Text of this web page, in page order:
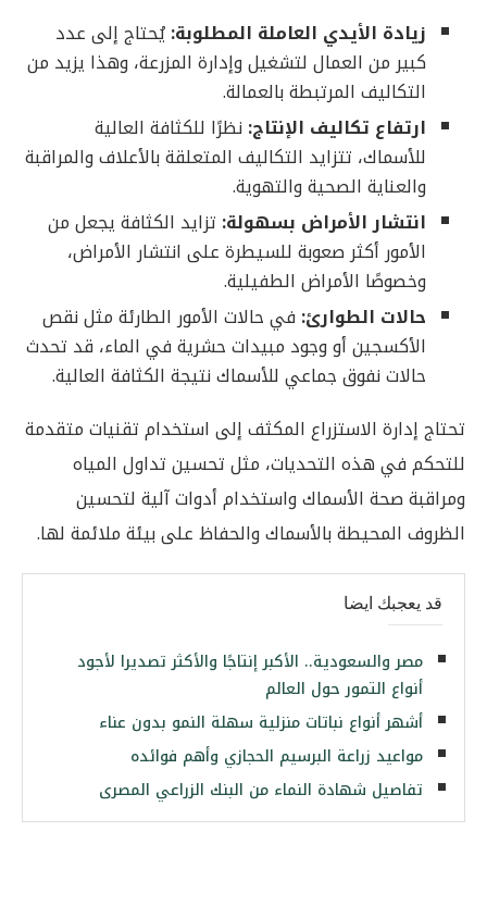
زيادة الأيدي العاملة المطلوبة:يُحتاج إلى عدد
كبير من العمال لتشغيل وإدارة المزرعة، وهذا يزيد من
التكاليف المرتبطة بالعمالة.
ارتفاع تكاليف الإنتاج: نظرًا للكثافة العالية
للأسماك، تتزايد التكاليف المتعلقة بالأعلاف والمراقبة
والعناية الصحية والتهوية.
انتشار الأمراض بسهولة: تزايد الكثافة يجعل من
الأمور أكثر صعوبة للسيطرة على انتشار الأمراض،
وخصوصًا الأمراض الطفيلية.
حالات الطوارئ: في حالات الأمور الطارئة مثل نقص
الأكسجين أو وجود مبيدات حشرية في الماء، قد تحدث
حالات نفوق جماعي للأسماك نتيجة الكثافة العالية.
تحتاج إدارة الاستزراع المكثف إلى استخدام تقنيات متقدمة
للتحكم في هذه التحديات، مثل تحسين تداول المياه
ومراقبة صحة الأسماك واستخدام أدوات آلية لتحسين
الظروف المحيطة بالأسماك والحفاظ على بيئة ملائمة لها.
قد يعجبك ايضا
مصر والسعودية.. الأكبر إنتاجًا والأكثر تصديرا لأجود
أنواع التمور حول العالم
أشهر أنواع نباتات منزلية سهلة النمو بدون عناء
مواعيد زراعة البرسيم الحجازي وأهم فوائده
تفاصيل شهادة النماء من البنك الزراعي المصرى